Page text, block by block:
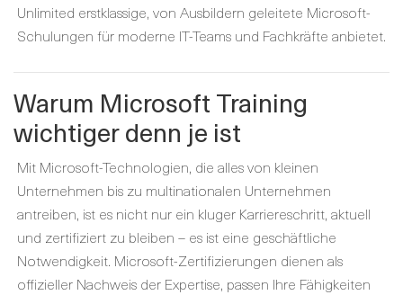
Unlimited erstklassige, von Ausbildern geleitete Microsoft-
Schulungen für moderne IT-Teams und Fachkräfte anbietet.
Warum Microsoft Training
wichtiger denn je ist
Mit Microsoft-Technologien, die alles von kleinen
Unternehmen bis zu multinationalen Unternehmen
antreiben, ist es nicht nur ein kluger Karriereschritt, aktuell
und zertifiziert zu bleiben – es ist eine geschäftliche
Notwendigkeit. Microsoft-Zertifizierungen dienen als
offizieller Nachweis der Expertise, passen Ihre Fähigkeiten